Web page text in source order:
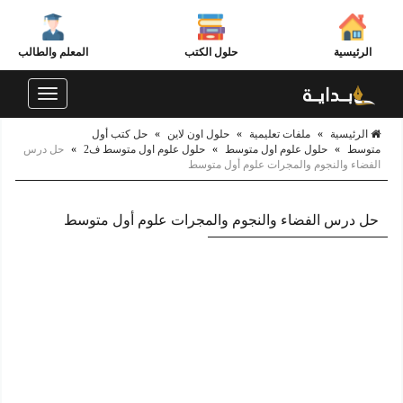
الرئيسية حلول الكتب المعلم والطالب
Toggle
الرئيسية » ملفات تعليمية » حلول اون لاين » حل كتب أول
متوسط » حلول علوم اول متوسط » حلول علوم اول متوسط ف2 » حل درس
الفضاء والنجوم والمجرات علوم أول متوسط
حل درس الفضاء والنجوم والمجرات علوم أول متوسط